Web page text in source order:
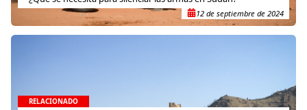
12 de septiembre de 2024
RELACIONADO